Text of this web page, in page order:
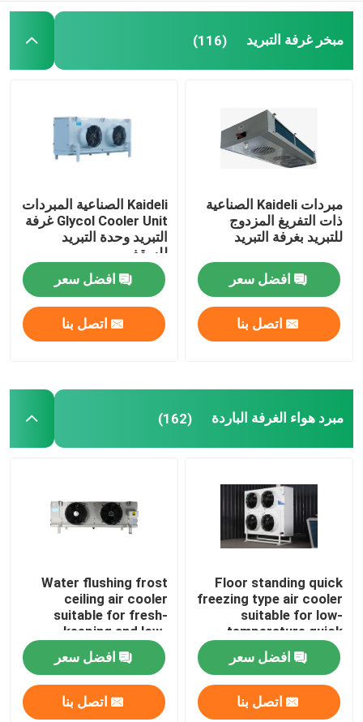
مبخر غرفة التبريد (116)
مبردات Kaideli الصناعية
ذات التفريغ المزدوج
للتبريد بغرفة التبريد
افضل سعر
اتصل بنا
Kaideli الصناعية المبردات
Glycol Cooler Unit غرفة
التبريد وحدة التبريد
للسقف
افضل سعر
اتصل بنا
مبرد هواء الغرفة الباردة (162)
Floor standing quick
freezing type air cooler
suitable for low-
temperature quick
freezing cold storage,
compatible with
R404A/R507/R22
refrigerants,
supporting 220V/380V
افضل سعر
اتصل بنا
Water flushing frost
ceiling air cooler
suitable for fresh-
keeping and low-
temperature
refrigeration
warehouses,
compatible with
refrigerants such as
افضل سعر
اتصل بنا